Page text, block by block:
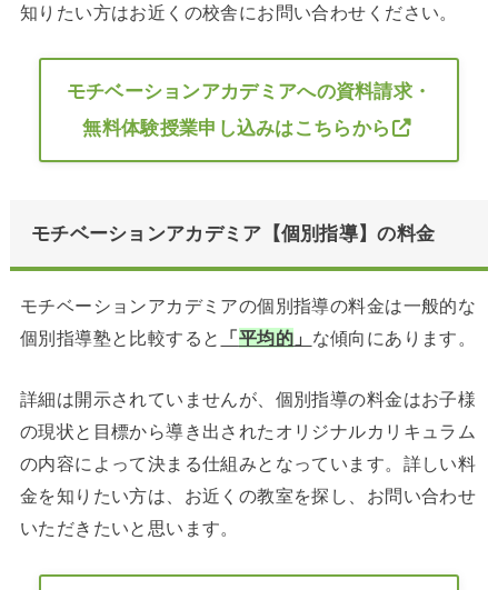
知りたい方はお近くの校舎にお問い合わせください。
モチベーションアカデミアへの資料請求・
無料体験授業申し込みはこちらから
モチベーションアカデミア【個別指導】の料金
モチベーションアカデミアの個別指導の料金は一般的な
個別指導塾と比較すると
「平均的 」 な傾向にあります。
詳細は開示されていませんが、個別指導の料金はお子様
の現状と目標から導き出されたオリジナルカリキュラム
の内容によって決まる仕組みとなっています。詳しい料
金を知りたい方は、お近くの教室を探し、お問い合わせ
いただきたいと思います。